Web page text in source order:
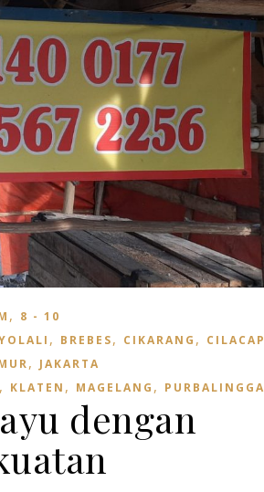
, 8 - 10
, BREBES, CIKARANG , CILACAP
, JAKARTA
, KLATEN , MAGELANG , PURBALINGGA
dengan